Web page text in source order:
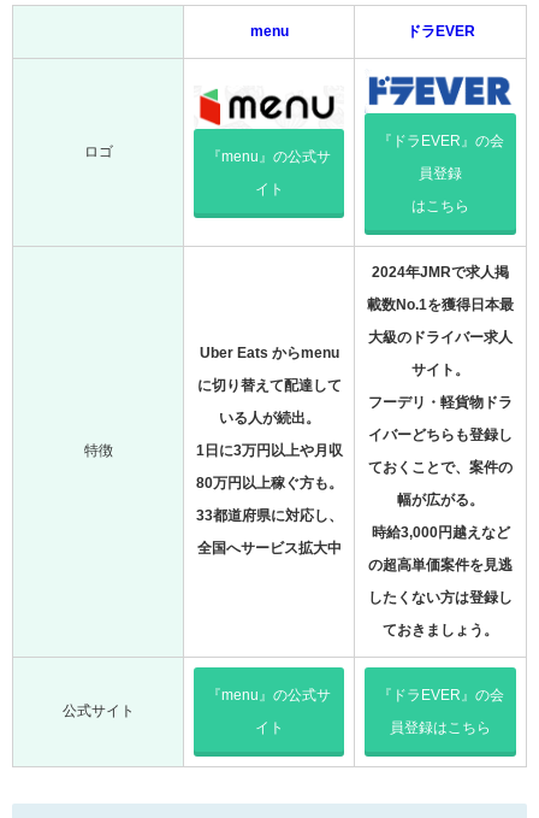
menu ドラEVER
ロゴ 『menu』の公式サ
イト
『ドラEVER』の会
員登録
はこちら
特徴
Uber Eats からmenu
に切り替えて配達して
いる人が続出。
1日に3万円以上や月収
80万円以上稼ぐ方も。
33都道府県に対応し、
全国へサービス拡大中
2024年JMRで求人掲
載数No.1を獲得日本最
大級のドライバー求人
サイト。
フーデリ・軽貨物ドラ
イバーどちらも登録し
ておくことで、案件の
幅が広がる。
時給3,000円越えなど
の超高単価案件を見逃
したくない方は登録し
ておきましょう。
公式サイト
『menu』の公式サ
イト
『ドラEVER』の会
員登録はこちら